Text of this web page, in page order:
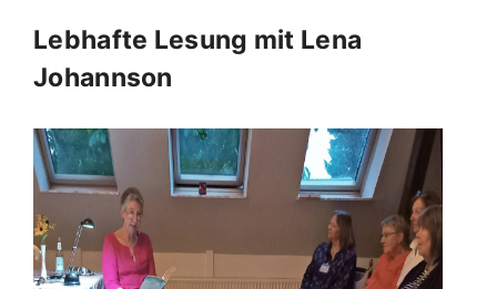
Lebhafte Lesung mit Lena
Johannson